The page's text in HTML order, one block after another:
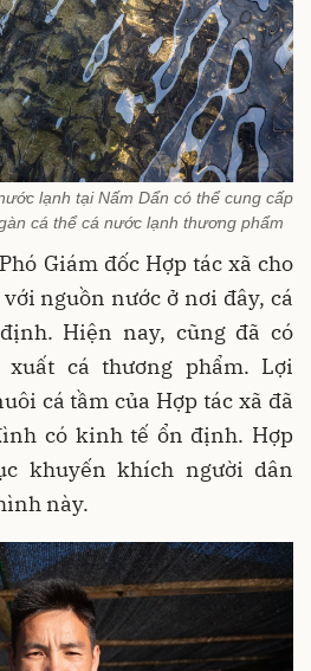
lạnh tại Nấm Dẩn có thể cung cấp
cá thể cá nước lạnh thương phẩm
Giám đốc Hợp tác xã cho
nguồn nước ở nơi đây, cá
Hiện nay, cũng đã có
cá thương phẩm. Lợi
cá tầm của Hợp tác xã đã
có kinh tế ổn định. Hợp
khuyến khích người dân
này.